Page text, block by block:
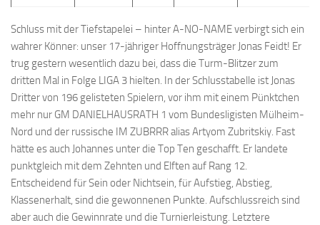
Schluss mit der Tiefstapelei – hinter A-NO-NAME verbirgt sich ein
wahrer Könner: unser 17-jähriger Hoffnungsträger Jonas Feidt! Er
trug gestern wesentlich dazu bei, dass die Turm-Blitzer zum
dritten Mal in Folge LIGA 3 hielten. In der Schlusstabelle ist Jonas
Dritter von 196 gelisteten Spielern, vor ihm mit einem Pünktchen
mehr nur GM DANIELHAUSRATH 1 vom Bundesligisten Mülheim-
Nord und der russische IM ZUBRRR alias Artyom Zubritskiy. Fast
hätte es auch Johannes unter die Top Ten geschafft. Er landete
punktgleich mit dem Zehnten und Elften auf Rang 12.
Entscheidend für Sein oder Nichtsein, für Aufstieg, Abstieg,
Klassenerhalt, sind die gewonnenen Punkte. Aufschlussreich sind
aber auch die Gewinnrate und die Turnierleistung. Letztere